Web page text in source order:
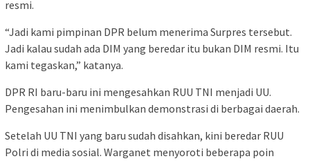
resmi.
“Jadi kami pimpinan DPR belum menerima Surpres tersebut.
Jadi kalau sudah ada DIM yang beredar itu bukan DIM resmi. Itu
kami tegaskan,” katanya.
DPR RI baru-baru ini mengesahkan RUU TNI menjadi UU.
Pengesahan ini menimbulkan demonstrasi di berbagai daerah.
Setelah UU TNI yang baru sudah disahkan, kini beredar RUU
Polri di media sosial. Warganet menyoroti beberapa poin